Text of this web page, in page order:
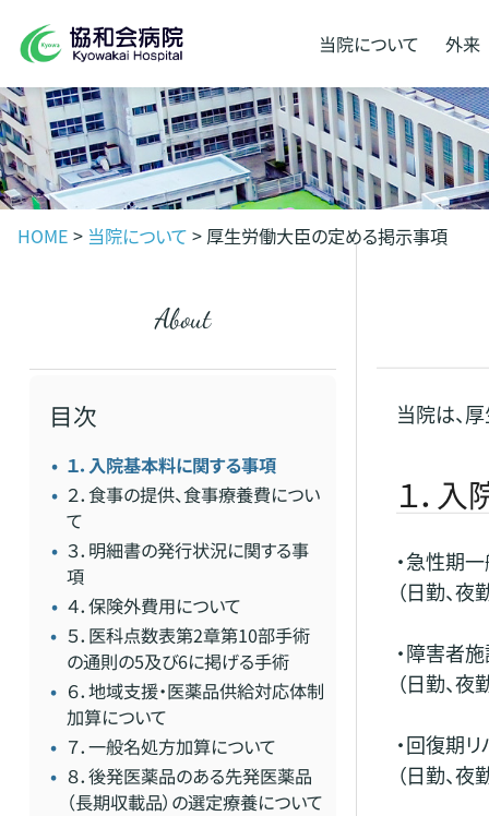
当院について 外来
HOME > 当院について > 厚生労働大臣の定める掲示事項
当院は、
１．
・急性期
（日勤、
・障害者
（日勤、
・回復期
（日勤、
about
目次
１．入院基本料に関する事項
２．食事の提供、食事療養費につい
て
３．明細書の発行状況に関する事
項
４．保険外費用について
５．医科点数表第2章第10部手術
の通則の5及び6に掲げる手術
６．地域支援・医薬品供給対応体制
加算について
７．一般名処方加算について
８．後発医薬品のある先発医薬品
（長期収載品）の選定療養について